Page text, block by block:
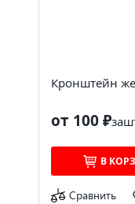
Кронштейн
от 100 ₽за
В
Сравнить